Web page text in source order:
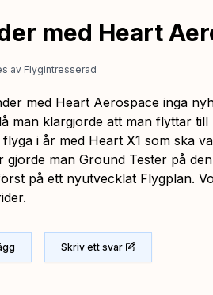
med Heart
av Flygintresserad
med Heart Aerospace inga
man klargjorde att man flyttar
i år med Heart X1 som ska
gjorde man Ground Tester på
på ett nyutvecklat Flygplan.
Skriv ett svar